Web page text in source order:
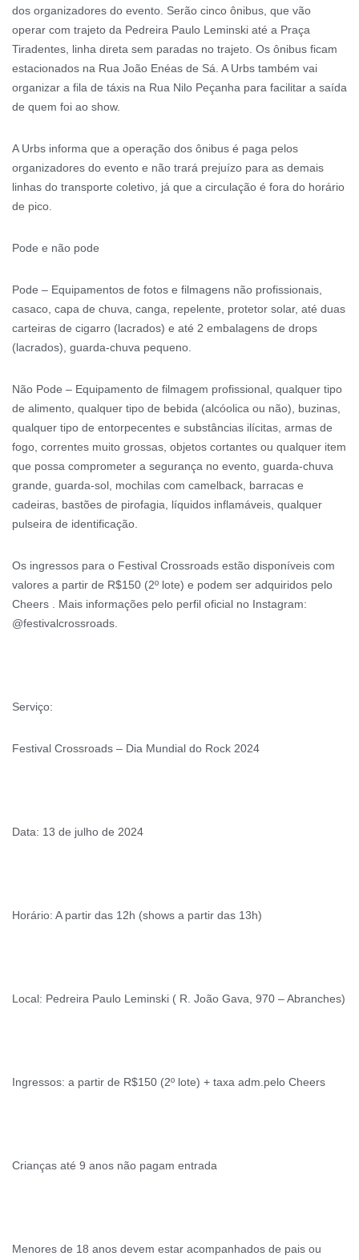
dos organizadores do evento. Serão cinco ônibus, que vão
operar com trajeto da Pedreira Paulo Leminski até a Praça
Tiradentes, linha direta sem paradas no trajeto. Os ônibus ficam
estacionados na Rua João Enéas de Sá. A Urbs também vai
organizar a fila de táxis na Rua Nilo Peçanha para facilitar a saída
de quem foi ao show.
A Urbs informa que a operação dos ônibus é paga pelos
organizadores do evento e não trará prejuízo para as demais
linhas do transporte coletivo, já que a circulação é fora do horário
de pico.
Pode e não pode
Pode – Equipamentos de fotos e filmagens não profissionais,
casaco, capa de chuva, canga, repelente, protetor solar, até duas
carteiras de cigarro (lacrados) e até 2 embalagens de drops
(lacrados), guarda-chuva pequeno.
Não Pode – Equipamento de filmagem profissional, qualquer tipo
de alimento, qualquer tipo de bebida (alcóolica ou não), buzinas,
qualquer tipo de entorpecentes e substâncias ilícitas, armas de
fogo, correntes muito grossas, objetos cortantes ou qualquer item
que possa comprometer a segurança no evento, guarda-chuva
grande, guarda-sol, mochilas com camelback, barracas e
cadeiras, bastões de pirofagia, líquidos inflamáveis, qualquer
pulseira de identificação.
Os ingressos para o Festival Crossroads estão disponíveis com
valores a partir de R$150 (2º lote) e podem ser adquiridos pelo
Cheers . Mais informações pelo perfil oficial no Instagram:
@festivalcrossroads.
Serviço:
Festival Crossroads – Dia Mundial do Rock 2024
Data: 13 de julho de 2024
Horário: A partir das 12h (shows a partir das 13h)
Local: Pedreira Paulo Leminski ( R. João Gava, 970 – Abranches)
Ingressos: a partir de R$150 (2º lote) + taxa adm.pelo Cheers
Crianças até 9 anos não pagam entrada
Menores de 18 anos devem estar acompanhados de pais ou